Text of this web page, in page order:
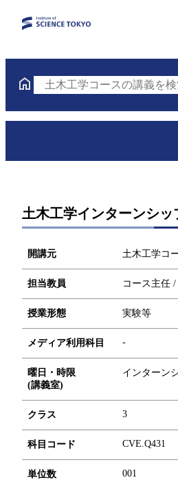
土木工学コースの講義を
土木工学インターンシッ
開講元 土木工学コ
担当教員 コース主任
授業形態 実験等
メディア利用科目 -
曜日・時限
(講義室)
インターン
クラス 3
科目コード CVE.Q431
単位数 001